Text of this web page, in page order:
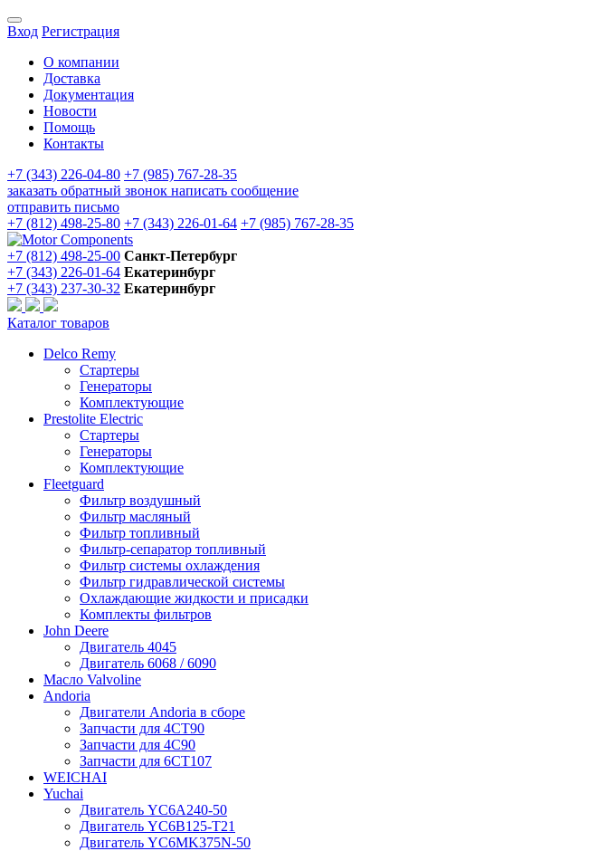
Вход Регистрация
О компании
Доставка
Документация
Новости
Помощь
Контакты
+7 (343) 226-04-80 +7 (985) 767-28-35
заказать обратный звонок написать сообщение
отправить письмо
+7 (812) 498-25-80 +7 (343) 226-01-64 +7 (985) 767-28-35
+7 (812) 498-25-00 Санкт-Петербург
+7 (343) 226-01-64 Екатеринбург
+7 (343) 237-30-32 Екатеринбург
Каталог товаров
Delco Remy
Стартеры
Генераторы
Комплектующие
Prestolite Electric
Стартеры
Генераторы
Комплектующие
Fleetguard
Фильтр воздушный
Фильтр масляный
Фильтр топливный
Фильтр-сепаратор топливный
Фильтр системы охлаждения
Фильтр гидравлической системы
Охлаждающие жидкости и присадки
Комплекты фильтров
John Deere
Двигатель 4045
Двигатель 6068 / 6090
Масло Valvoline
Andoria
Двигатели Andoria в сборе
Запчасти для 4CT90
Запчасти для 4С90
Запчасти для 6CT107
WEICHAI
Yuchai
Двигатель YC6A240-50
Двигатель YC6B125-T21
Двигатель YC6MK375N-50